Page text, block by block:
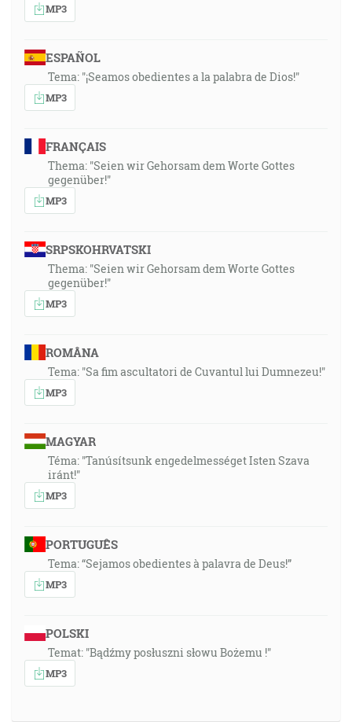
MP3
ESPAÑOL
Tema: "¡Seamos obedientes a la palabra de Dios!"
MP3
FRANÇAIS
Thema: "Seien wir Gehorsam dem Worte Gottes
gegenüber!"
MP3
SRPSKOHRVATSKI
Thema: "Seien wir Gehorsam dem Worte Gottes
gegenüber!"
MP3
ROMÂNA
Tema: "Sa fim ascultatori de Cuvantul lui Dumnezeu!"
MP3
MAGYAR
Téma: "Tanúsítsunk engedelmességet Isten Szava
iránt!"
MP3
PORTUGUÊS
Tema: “Sejamos obedientes à palavra de Deus!”
MP3
POLSKI
Temat: "Bądźmy posłuszni słowu Bożemu !"
MP3